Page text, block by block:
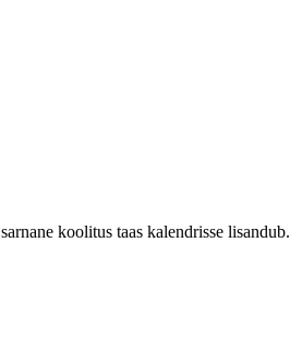
koolitus taas kalendrisse lisandub.